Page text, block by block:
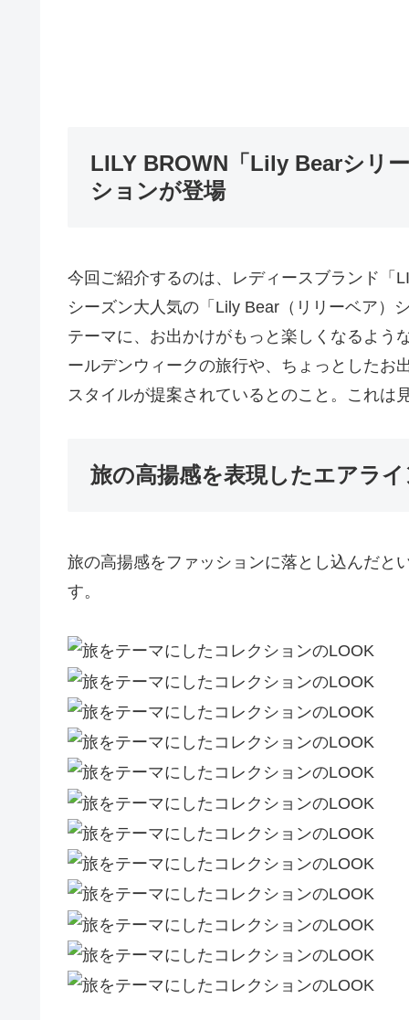
LILY BROWN「Lily Bearシリ
ションが登場
今回ご紹介するのは、レディースブランド「
シーズン大人気の「Lily Bear（リリーベア）
テーマに、お出かけがもっと楽しくなるよう
ールデンウィークの旅行や、ちょっとしたお
スタイルが提案されているとのこと。これは
旅の高揚感を表現したエアラ
旅の高揚感をファッションに落とし込んだと
す。